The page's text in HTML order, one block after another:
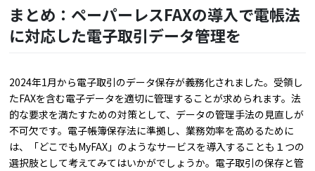
まとめ：ペーパーレスFAXの導入で電帳法
に対応した電子取引データ管理を
2024年1月から電子取引のデータ保存が義務化されました。受領し
たFAXを含む電子データを適切に管理することが求められます。法
的な要求を満たすための対策として、データの管理手法の見直しが
不可欠です。電子帳簿保存法に準拠し、業務効率を高めるために
は、「どこでもMyFAX」のようなサービスを導入することも１つの
選択肢として考えてみてはいかがでしょうか。電子取引の保存と管